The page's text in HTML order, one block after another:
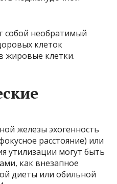
собой необратимый
клеток
жировые клетки.
железы эхогенность
расстояние) или
утилизации могут быть
как внезапное
диеты или обильной